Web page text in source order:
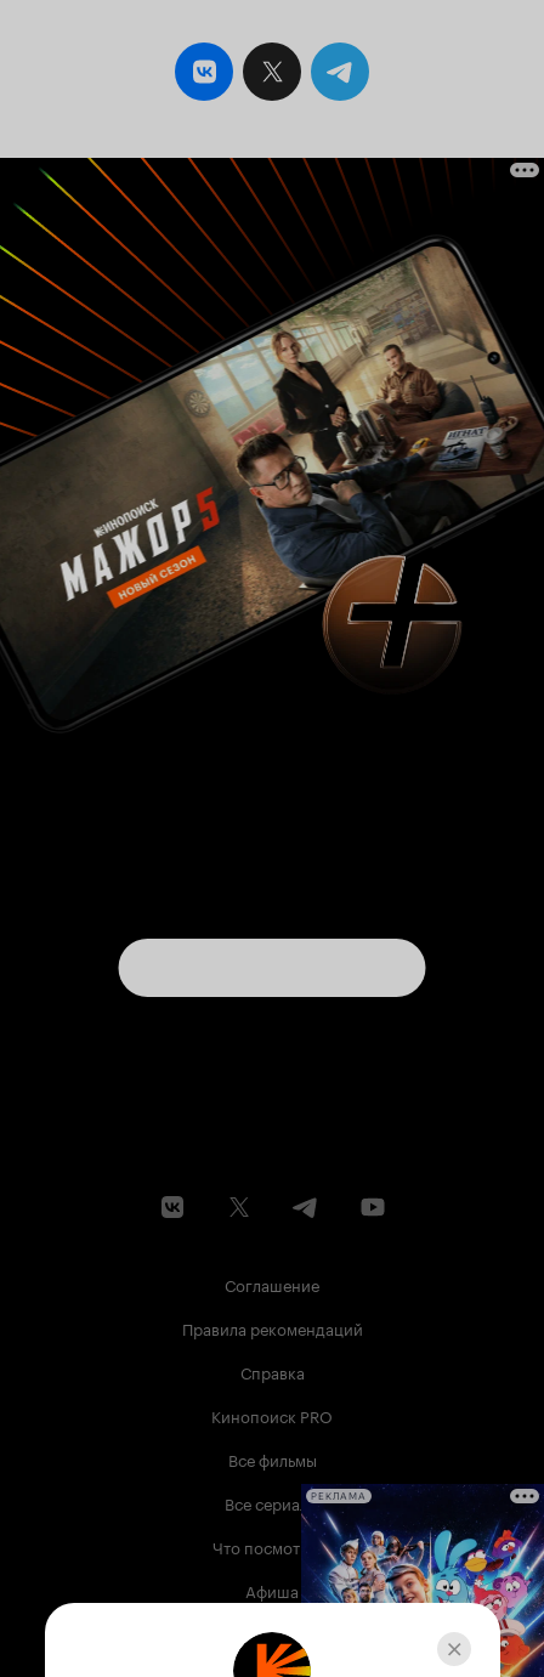
Соглашение
Правила рекомендаций
Справка
Кинопоиск PRO
Все фильмы
Все сериалы
Что посмотреть
Афиша
Музыка
РЕКЛАМА